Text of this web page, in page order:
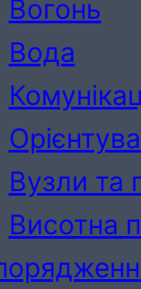
Вогонь
Вода
Вузли та
Висотна